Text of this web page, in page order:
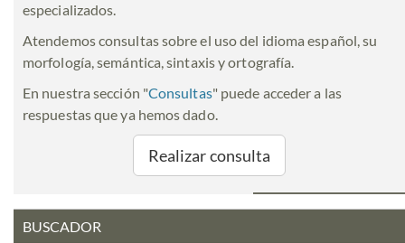
especializados.
Atendemos consultas sobre el uso del idioma español, su
morfología, semántica, sintaxis y ortografía.
En nuestra sección "Consultas" puede acceder a las
respuestas que ya hemos dado.
Realizar consulta
BUSCADOR